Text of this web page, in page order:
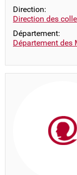
Direction:
Direction des
Département:
Département des